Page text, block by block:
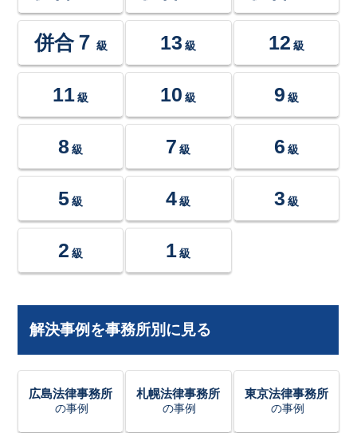
併合７ 級 13 級 12 級
11 級 10 級 9 級
8 級 7 級 6 級
5 級 4 級 3 級
2 級 1 級
解決事例を事務所別に見る
広島法律事務所
の事例
札幌法律事務所
の事例
東京法律事務所
の事例